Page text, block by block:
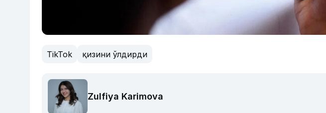
TikTok қизини ўлдирди
Zulfiya Karimova